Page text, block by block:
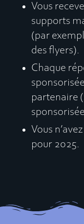
Vous
supports
(par
des flyers).
Chaque
partenaire
Vous
pour 2025.